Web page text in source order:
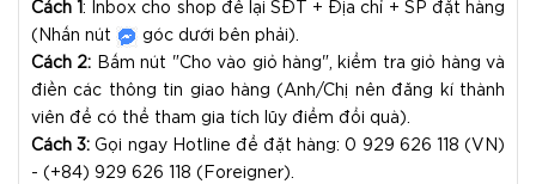
Cách 1: Inbox cho shop để lại SĐT + Địa chỉ + SP đặt hàng
(Nhấn nút
góc dưới bên phải).
Cách 2: Bấm nút "Cho vào giỏ hàng", kiểm tra giỏ hàng và
điền các thông tin giao hàng (Anh/Chị nên đăng kí thành
viên để có thể tham gia tích lũy điểm đổi quà).
Cách 3: Gọi ngay Hotline để đặt hàng: 0 929 626 118 (VN)
- (+84) 929 626 118 (Foreigner).